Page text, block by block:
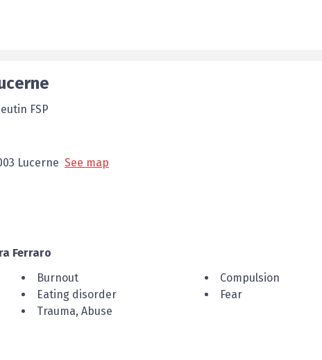
FSP
Lucerne See map
Ferraro
Burnout
Compulsion
Eating disorder
Fear
Trauma, Abuse